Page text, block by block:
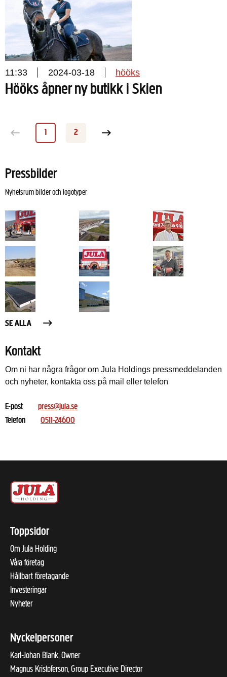
11:33 2024-03-18 hööks
Hööks åpner ny butikk i Skien
Sida
1 2
Nästa sida
Pressbilder
Nyhetsrum bilder och logotyper
SE ALLA
Kontakt
Om ni har några frågor om Jula Holdings pressmeddelanden
och nyheter, kontakta oss på mail eller telefon
E-post
press@jula.se
Telefon
0511-24600
Toppsidor
Om Jula Holding
Våra företag
Hållbart företagande
Investeringar
Nyheter
Nyckelpersoner
Karl-Johan Blank, Owner
Magnus Kristoferson, Group Executive Director